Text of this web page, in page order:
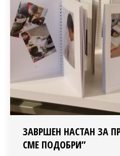
ЗАВРШЕН НАСТАН ЗА
СМЕ ПОДОБРИ”